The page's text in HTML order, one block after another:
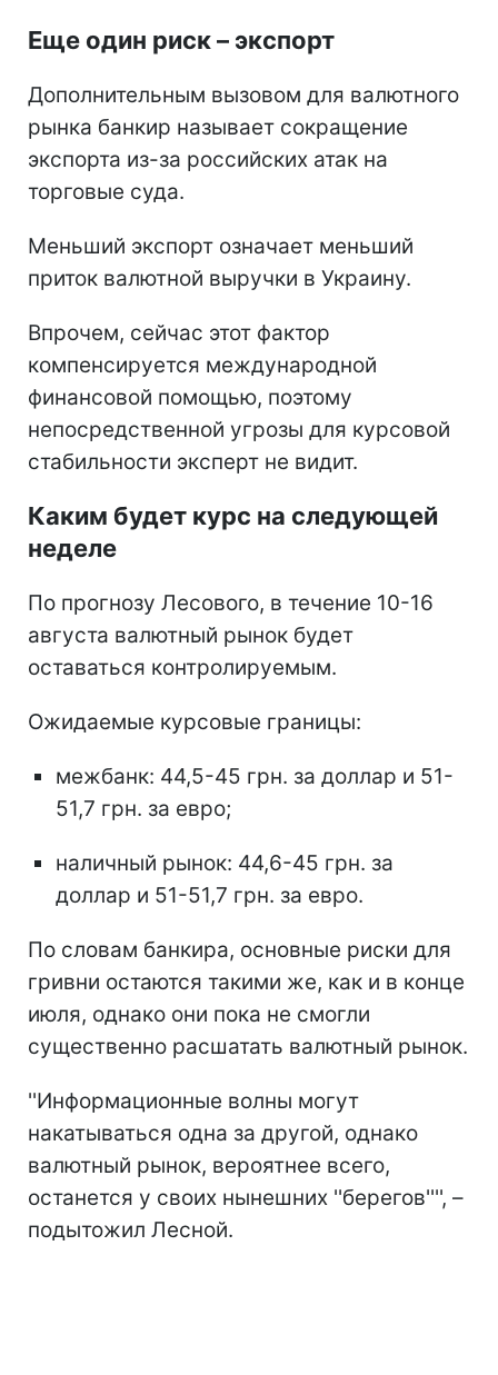
Еще один риск – экспорт
Дополнительным вызовом для валютного
рынка банкир называет сокращение
экспорта из-за российских атак на
торговые суда.
Меньший экспорт означает меньший
приток валютной выручки в Украину.
Впрочем, сейчас этот фактор
компенсируется международной
финансовой помощью, поэтому
непосредственной угрозы для курсовой
стабильности эксперт не видит.
Каким будет курс на следующей
неделе
По прогнозу Лесового, в течение 10-16
августа валютный рынок будет
оставаться контролируемым.
Ожидаемые курсовые границы:
межбанк: 44,5-45 грн. за доллар и 51-
51,7 грн. за евро;
наличный рынок: 44,6-45 грн. за
доллар и 51-51,7 грн. за евро.
По словам банкира, основные риски для
гривни остаются такими же, как и в конце
июля, однако они пока не смогли
существенно расшатать валютный рынок.
''Информационные волны могут
накатываться одна за другой, однако
валютный рынок, вероятнее всего,
останется у своих нынешних ''берегов'''', –
подытожил Лесной.